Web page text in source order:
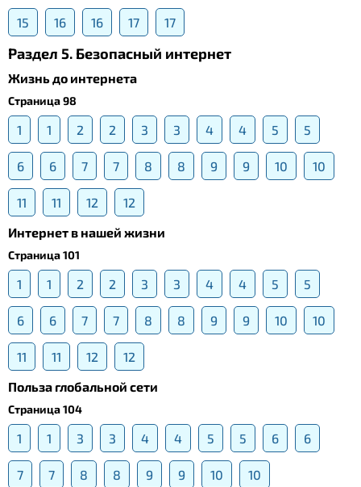
15 16 16 17 17
Раздел 5. Безопасный интернет
Жизнь до интернета
Страница 98
1 1 2 2 3 3 4 4 5 5
6 6 7 7 8 8 9 9 10 10
11 11 12
12
Интернет в нашей жизни
Страница 101
1 1 2 2 3 3 4 4 5 5
6 6 7 7 8 8 9 9 10 10
11 11 12
12
Польза глобальной сети
Страница 104
1 1 3 3 4 4 5 5 6 6
7 7 8 8 9 9 10
10